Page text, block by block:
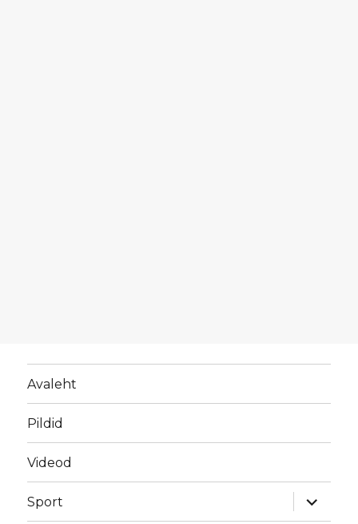
Avaleht
Pildid
Videod
Sport
laienda